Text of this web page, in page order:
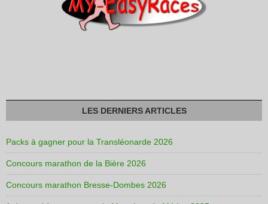
LES DERNIERS ARTICLES
Packs à gagner pour la Transléonarde 2026
Concours marathon de la Bière 2026
Concours marathon Bresse-Dombes 2026